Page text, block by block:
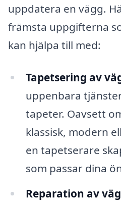
uppdatera en vägg.
främsta uppgifterna
kan hjälpa till med:
Tapetsering av
uppenbara
tapeter. Oavsett
klassisk, modern
en tapetserare
som passar dina
Reparation av